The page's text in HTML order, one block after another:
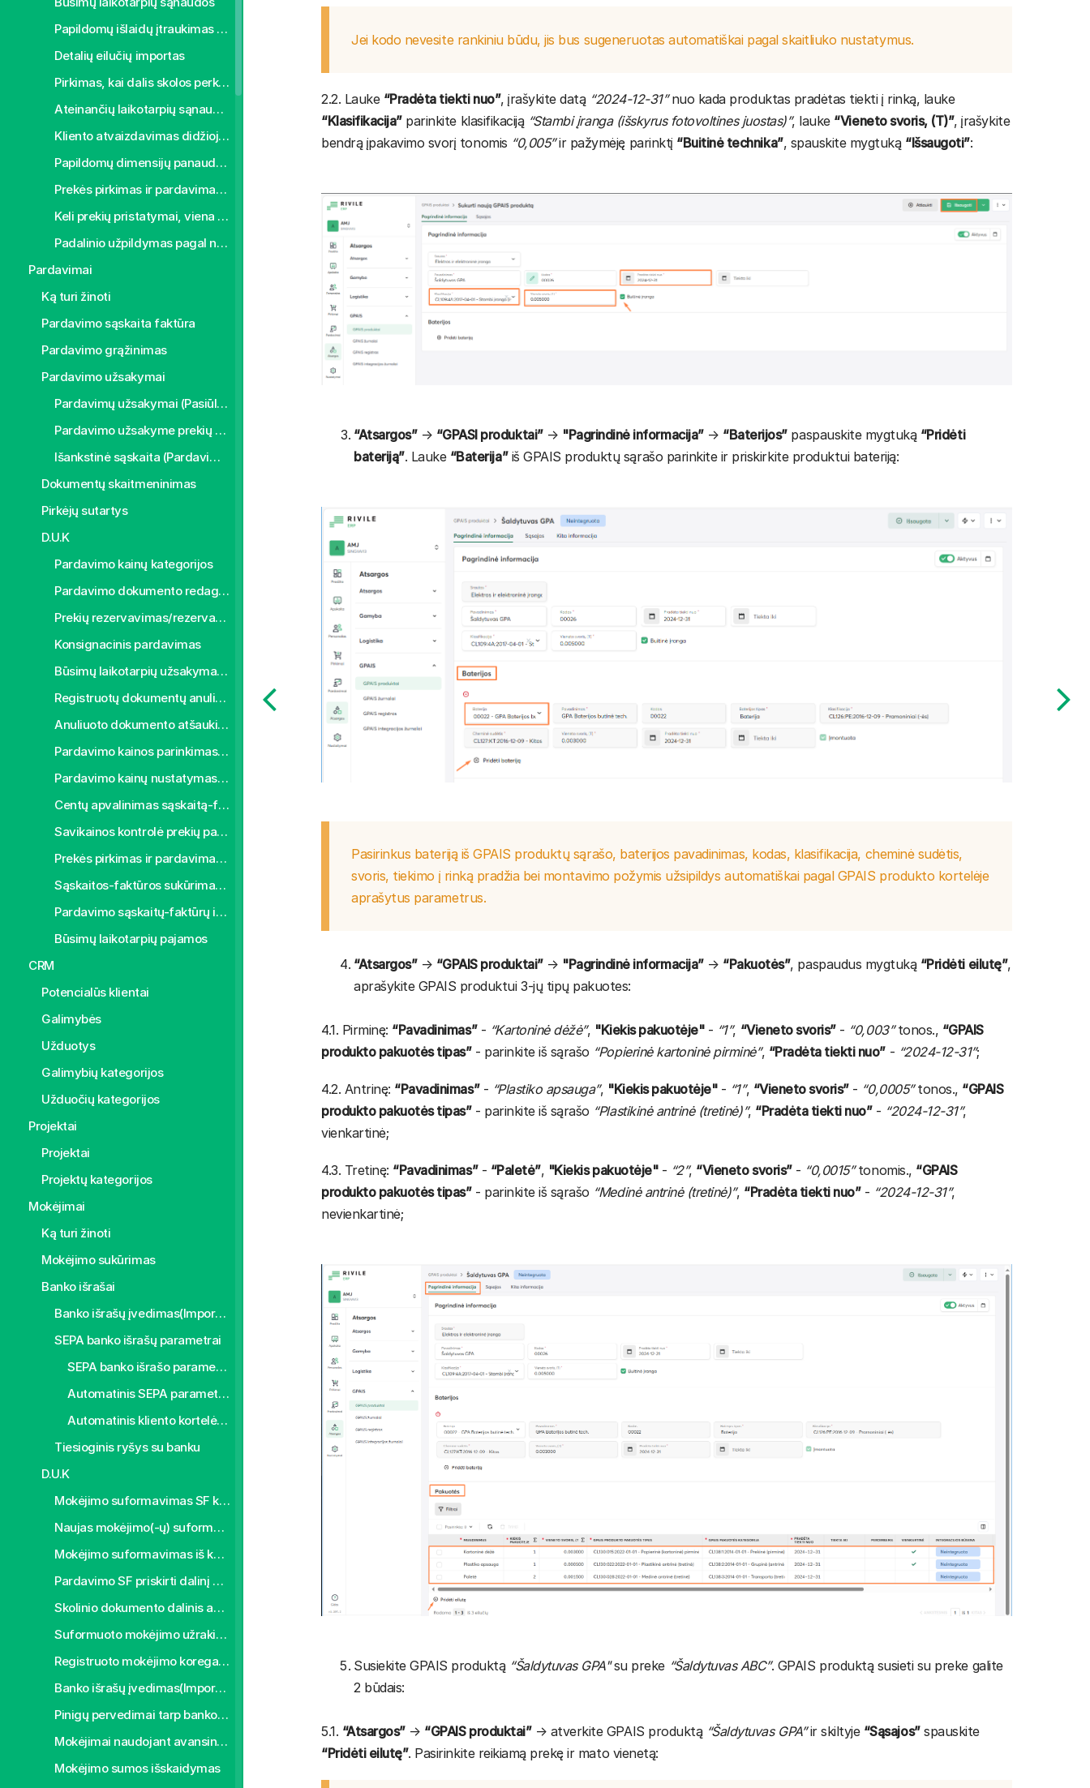
Papildomų išlaidų įtraukimas į pirktų prekių savikainą
Detalių eilučių importas
Pirkimas, kai dalis skolos perkeliama apmokėti GPM
Ateinančių laikotarpių sąnaudos
Kliento atvaizdavimas didžiojoje knygoje
Papildomų dimensijų panaudojimas (klasifikatoriai)
Prekės pirkimas ir pardavimas skirtingais mato vienetais
Keli prekių pristatymai, viena sąskaita
Padalinio užpildymas pagal nutylėjimą
Pardavimai
Ką turi žinoti
Pardavimo sąskaita faktūra
Pardavimo grąžinimas
Pardavimo užsakymai
Pardavimų užsakymai (Pasiūlymai)
Pardavimo užsakyme prekių kiekio rezervavimas
Išankstinė sąskaita (Pardavimo užsakymai)
Dokumentų skaitmeninimas
Pirkėjų sutartys
D.U.K
Pardavimo kainų kategorijos
Pardavimo dokumento redagavimas
Prekių rezervavimas/rezervacijos atšaukimas pardavimo sąskaitoje faktūroje
Konsignacinis pardavimas
Būsimų laikotarpių užsakymai/sąskaitos
Registruotų dokumentų anuliavimas
Anuliuoto dokumento atšaukimas
Pardavimo kainos parinkimas iš kainyno arba paskutinio pardavimo
Pardavimo kainų nustatymas prekių pirkimo metu
Centų apvalinimas sąskaitą-faktūrą apmokant grynais pinigais
Savikainos kontrolė prekių pardavimo metu
Prekės pirkimas ir pardavimas skirtingais mato vienetais
Sąskaitos-faktūros sukūrimas kelių užsakymų pagrindu
Pardavimo sąskaitų-faktūrų išsiuntimas klientui
Būsimų laikotarpių pajamos
CRM
Potencialūs klientai
Galimybės
Užduotys
Galimybių kategorijos
Užduočių kategorijos
Projektai
Projektai
Projektų kategorijos
Mokėjimai
Ką turi žinoti
Mokėjimo sukūrimas
Banko išrašai
Banko išrašų įvedimas(Importas)
SEPA banko išrašų parametrai
SEPA banko išrašo parametrizavimas rankiniu būdu
Automatinis SEPA parametro užpildymas
Automatinis kliento kortelės užpildymas
Tiesioginis ryšys su banku
D.U.K
Mokėjimo suformavimas SF kūrimo metu
Naujas mokėjimo(-ų) suformavimas skolų registre
Mokėjimo suformavimas iš kelių skolos dokumentų
Pardavimo SF priskirti dalinį apmokėjimą
Skolinio dokumento dalinis apmokėjimas
Suformuoto mokėjimo užrakinimas
Registruoto mokėjimo koregavimas
Banko išrašų įvedimas(Importas)
Pinigų pervedimai tarp banko sąskaitų
Mokėjimai naudojant avansines DK sąskaitas
Mokėjimo sumos išskaidymas
Jei kodo nevesite rankiniu būdu, jis bus sugeneruotas automatiškai pagal skaitliuko nustatymus.
2.2. Lauke “Pradėta tiekti nuo”, įrašykite datą “2024-12-31”nuo kada produktas pradėtas tiekti į rinką, lauke
“Klasifikacija”parinkite klasifikaciją “Stambi įranga (išskyrus fotovoltines juostas)”, lauke “Vieneto svoris, (T)”, įrašykite
bendrą įpakavimo svorį tonomis “0,005”ir pažymėję parinktį “Buitinė technika”, spauskite mygtuką “Išsaugoti”:
“Atsargos”→ “GPASI produktai”→ "Pagrindinė informacija”→ “Baterijos”paspauskite mygtuką “Pridėti
bateriją”. Lauke “Baterija”iš GPAIS produktų sąrašo parinkite ir priskirkite produktui bateriją:
Pasirinkus bateriją iš GPAIS produktų sąrašo, baterijos pavadinimas, kodas, klasifikacija, cheminė sudėtis,
svoris, tiekimo į rinką pradžia bei montavimo požymis užsipildys automatiškai pagal GPAIS produkto kortelėje
aprašytus parametrus.
“Atsargos”→ “GPAIS produktai”→ "Pagrindinė informacija”→ “Pakuotės”, paspaudus mygtuką “Pridėti eilutę”,
aprašykite GPAIS produktui 3-jų tipų pakuotes:
4.1. Pirminę: “Pavadinimas”- “Kartoninė dėžė”, "Kiekis pakuotėje"- “1”, “Vieneto svoris”- “0,003”tonos., “GPAIS
produkto pakuotės tipas”- parinkite iš sąrašo “Popierinė kartoninė pirminė”, “Pradėta tiekti nuo” - “2024-12-31”;
4.2. Antrinę: “Pavadinimas”- “Plastiko apsauga”, "Kiekis pakuotėje"- “1”, “Vieneto svoris”- “0,0005”tonos., “GPAIS
produkto pakuotės tipas”- parinkite iš sąrašo “Plastikinė antrinė (tretinė)”, “Pradėta tiekti nuo”- “2024-12-31”,
vienkartinė;
4.3. Tretinę: “Pavadinimas”- “Paletė”, "Kiekis pakuotėje"- “2”, “Vieneto svoris”- “0,0015”tonomis., “GPAIS
produkto pakuotės tipas”- parinkite iš sąrašo “Medinė antrinė (tretinė)”, “Pradėta tiekti nuo”- “2024-12-31”,
nevienkartinė;
Susiekite GPAIS produktą “Šaldytuvas GPA"su preke “Šaldytuvas ABC”. GPAIS produktą susieti su preke galite
2 būdais:
5.1. “Atsargos”→ “GPAIS produktai”→ atverkite GPAIS produktą “Šaldytuvas GPA”ir skiltyje “Sąsajos”spauskite
“Pridėti eilutę”. Pasirinkite reikiamą prekę ir mato vienetą: